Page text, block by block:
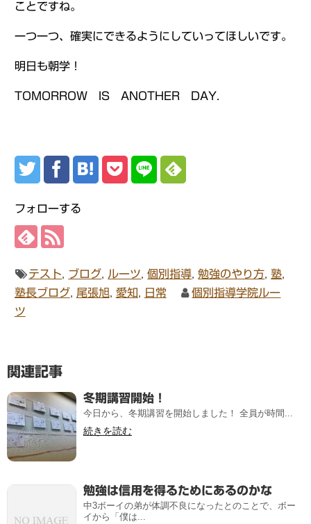
ことですね。
一つ一つ、確実にできるようにしていってほしいです。
明日も朝学！
TOMORROW IS ANOTHER DAY.
フォローする
テスト ブログ ルーツ ,個別指導 ,勉強のやり方 ,塾
塾長ブログ, 尾張旭, 愛知 日常
個別指導学院ルー
ツ
関連記事
冬期講習開始！
今日から、冬期講習を開始しました！ 全員が時間...
続きを読む
勉強は信用を得るためにあるのかな
中3ボーイの弟が体調不良になったとのことで、ボー
イから「僕は...